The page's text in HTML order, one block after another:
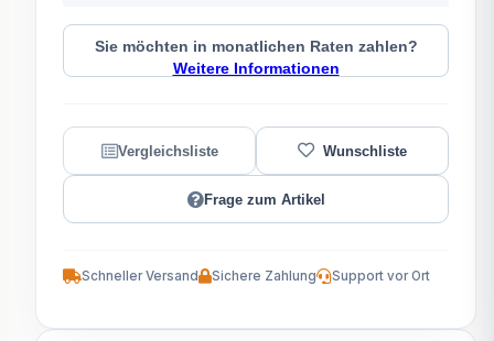
Sie möchten in monatlichen Raten zahlen?
Weitere Informationen
Frage zum Artikel
Schneller Versand Sichere Zahlung Support vor Ort